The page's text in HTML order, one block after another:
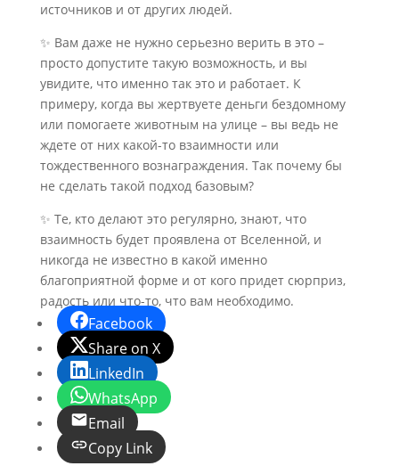
источников и от других людей.
✨ Вам даже не нужно серьезно верить в это –
просто допустите такую возможность, и вы
увидите, что именно так это и работает. К
примеру, когда вы жертвуете деньги бездомному
или помогаете животным на улице – вы ведь не
ждете от них какой-то взаимности или
тождественного вознаграждения. Так почему бы
не сделать такой подход базовым?
✨ Те, кто делают это регулярно, знают, что
взаимность будет проявлена от Вселенной, и
никогда не известно в какой именно
благоприятной форме и от кого придет сюрприз,
радость или что-то, что вам необходимо.
Facebook
Share on X
LinkedIn
WhatsApp
Email
Copy Link